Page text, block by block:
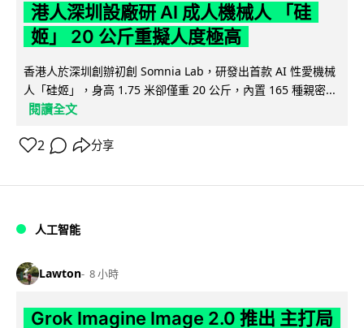
港人深圳設廠研 AI 成人機械人 「硅
姬」 20 公斤重擬人度極高
香港人於深圳創辦初創 Somnia Lab，研發出首款 AI 性愛機械
人「硅姬」，身高 1.75 米卻僅重 20 公斤，內置 165 種親密...
閱讀全文
2 分享
人工智能
Lawton 8 小時
Grok Imagine Image 2.0 推出 主打局